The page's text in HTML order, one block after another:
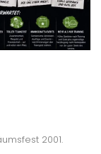
2001.